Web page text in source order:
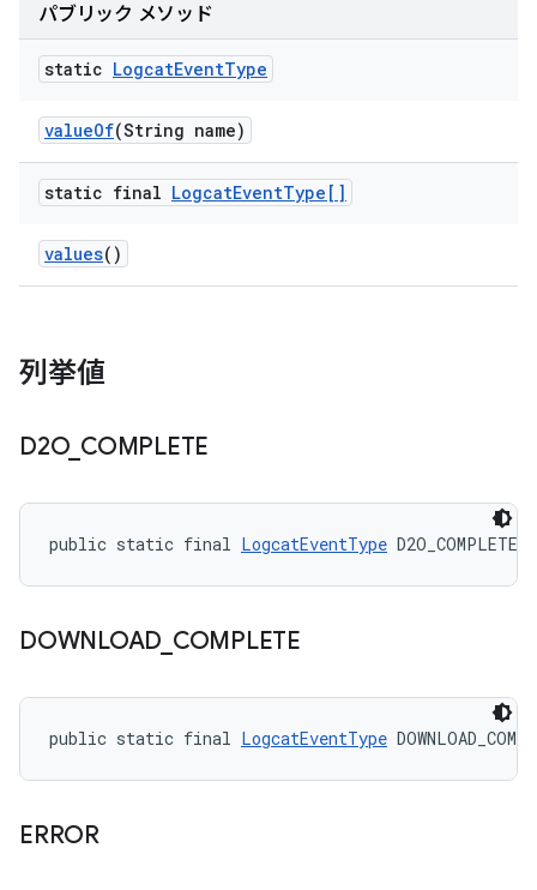
パブリック メソッド
static LogcatEventType
valueOf(String name)
static final LogcatEventType[]
values()
列挙値
D2O_ COMPLETE
public static final LogcatEventType D2O_COMPLETE
DOWNLOAD COMPLETE
public static final LogcatEventType
ERROR